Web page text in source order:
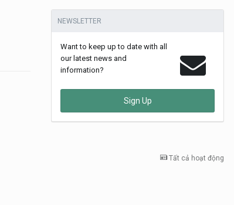
NEWSLETTER
Want to keep up to date with all
our latest news and
information?
Sign Up
Tất cả hoạt động